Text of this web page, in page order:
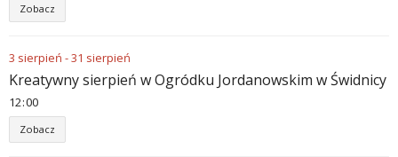
Zobacz
3 sierpień -31 sierpień
Kreatywny sierpień w Ogródku Jordanowskim w Świdnicy
12:00
Zobacz